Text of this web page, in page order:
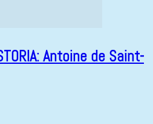
Antoine de Saint-